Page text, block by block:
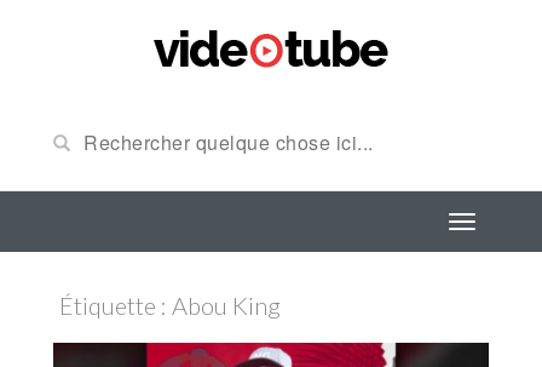
Étiquette : Abou King